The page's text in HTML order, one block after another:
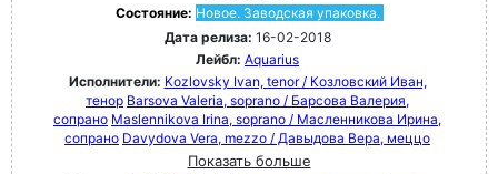
Состояние: Новое. Заводская упаковка.
Дата релиза: 16-02-2018
Лейбл: Aquarius
Исполнители: Kozlovsky Ivan, tenor / Козловский Иван,
тенор Barsova Valeria, soprano / Барсова Валерия,
сопрано Maslennikova Irina, soprano / Масленникова Ирина,
сопрано Davydova Vera, mezzo / Давыдова Вера, меццо
Показать больше